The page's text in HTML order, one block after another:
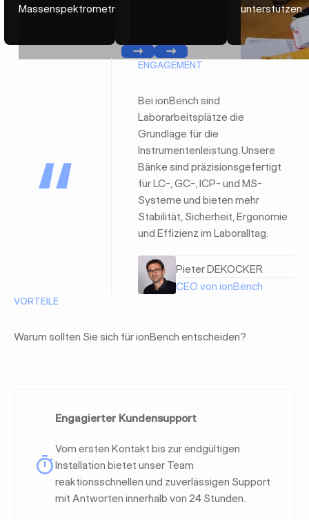
Massenspektrometriesysteme.
unterstützen.
BisherigeWeiter
ENGAGEMENT
Bei ionBench sind
Laborarbeitsplätze die
Grundlage für die
Instrumentenleistung. Unsere
Bänke sind präzisionsgefertigt
für LC-, GC-, ICP- und MS-
Systeme und bieten mehr
Stabilität, Sicherheit, Ergonomie
und Effizienz im Laboralltag.
Pieter DEKOCKER
CEO von ionBench
VORTEILE
Warum sollten Sie sich für ionBench entscheiden?
Engagierter Kundensupport
Vom ersten Kontakt bis zur endgültigen
Installation bietet unser Team
reaktionsschnellen und zuverlässigen Support
mit Antworten innerhalb von 24 Stunden.